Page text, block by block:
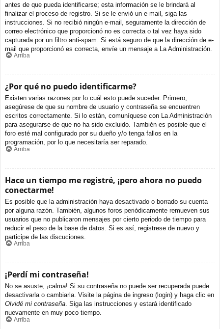
antes de que pueda identificarse; esta información se le brindará al
finalizar el proceso de registro. Si se le envió un e-mail, siga las
instrucciones. Si no recibió ningún e-mail, seguramente la dirección de
correo electrónico que proporcionó no es correcta o tal vez haya sido
capturada por un filtro anti-spam. Si está seguro de que la dirección de e-
mail que proporcionó es correcta, envíe un mensaje a La Administración.
Arriba
¿Por qué no puedo identificarme?
Existen varias razones por lo cuál esto puede suceder. Primero,
asegúrese de que su nombre de usuario y contraseña se encuentren
escritos correctamente. Si lo están, comuníquese con La Administración
para asegurarse de que no ha sido excluido. También es posible que el
foro esté mal configurado por su dueño y/o tenga fallos en la
programación, por lo que necesitaría ser reparado.
Arriba
Hace un tiempo me registré, ¡pero ahora no puedo
conectarme!
Es posible que la administración haya desactivado o borrado su cuenta
por alguna razón. También, algunos foros periódicamente remueven sus
usuarios que no publicaron mensajes por cierto periodo de tiempo para
reducir el peso de la base de datos. Si es así, registrese de nuevo y
participe de las discuciones.
Arriba
¡Perdí mi contraseña!
No se asuste, ¡calma! Si su contraseña no puede ser recuperada puede
desactivarla o cambiarla. Visite la página de ingreso (login) y haga clic en
Olvidé mi contraseña. Siga las instrucciones y estará identificado
nuevamente en muy poco tiempo.
Arriba